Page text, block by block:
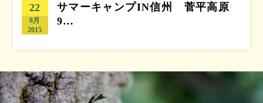
22
8月
2015
サマーキャンプIN信州 菅平高原
9…